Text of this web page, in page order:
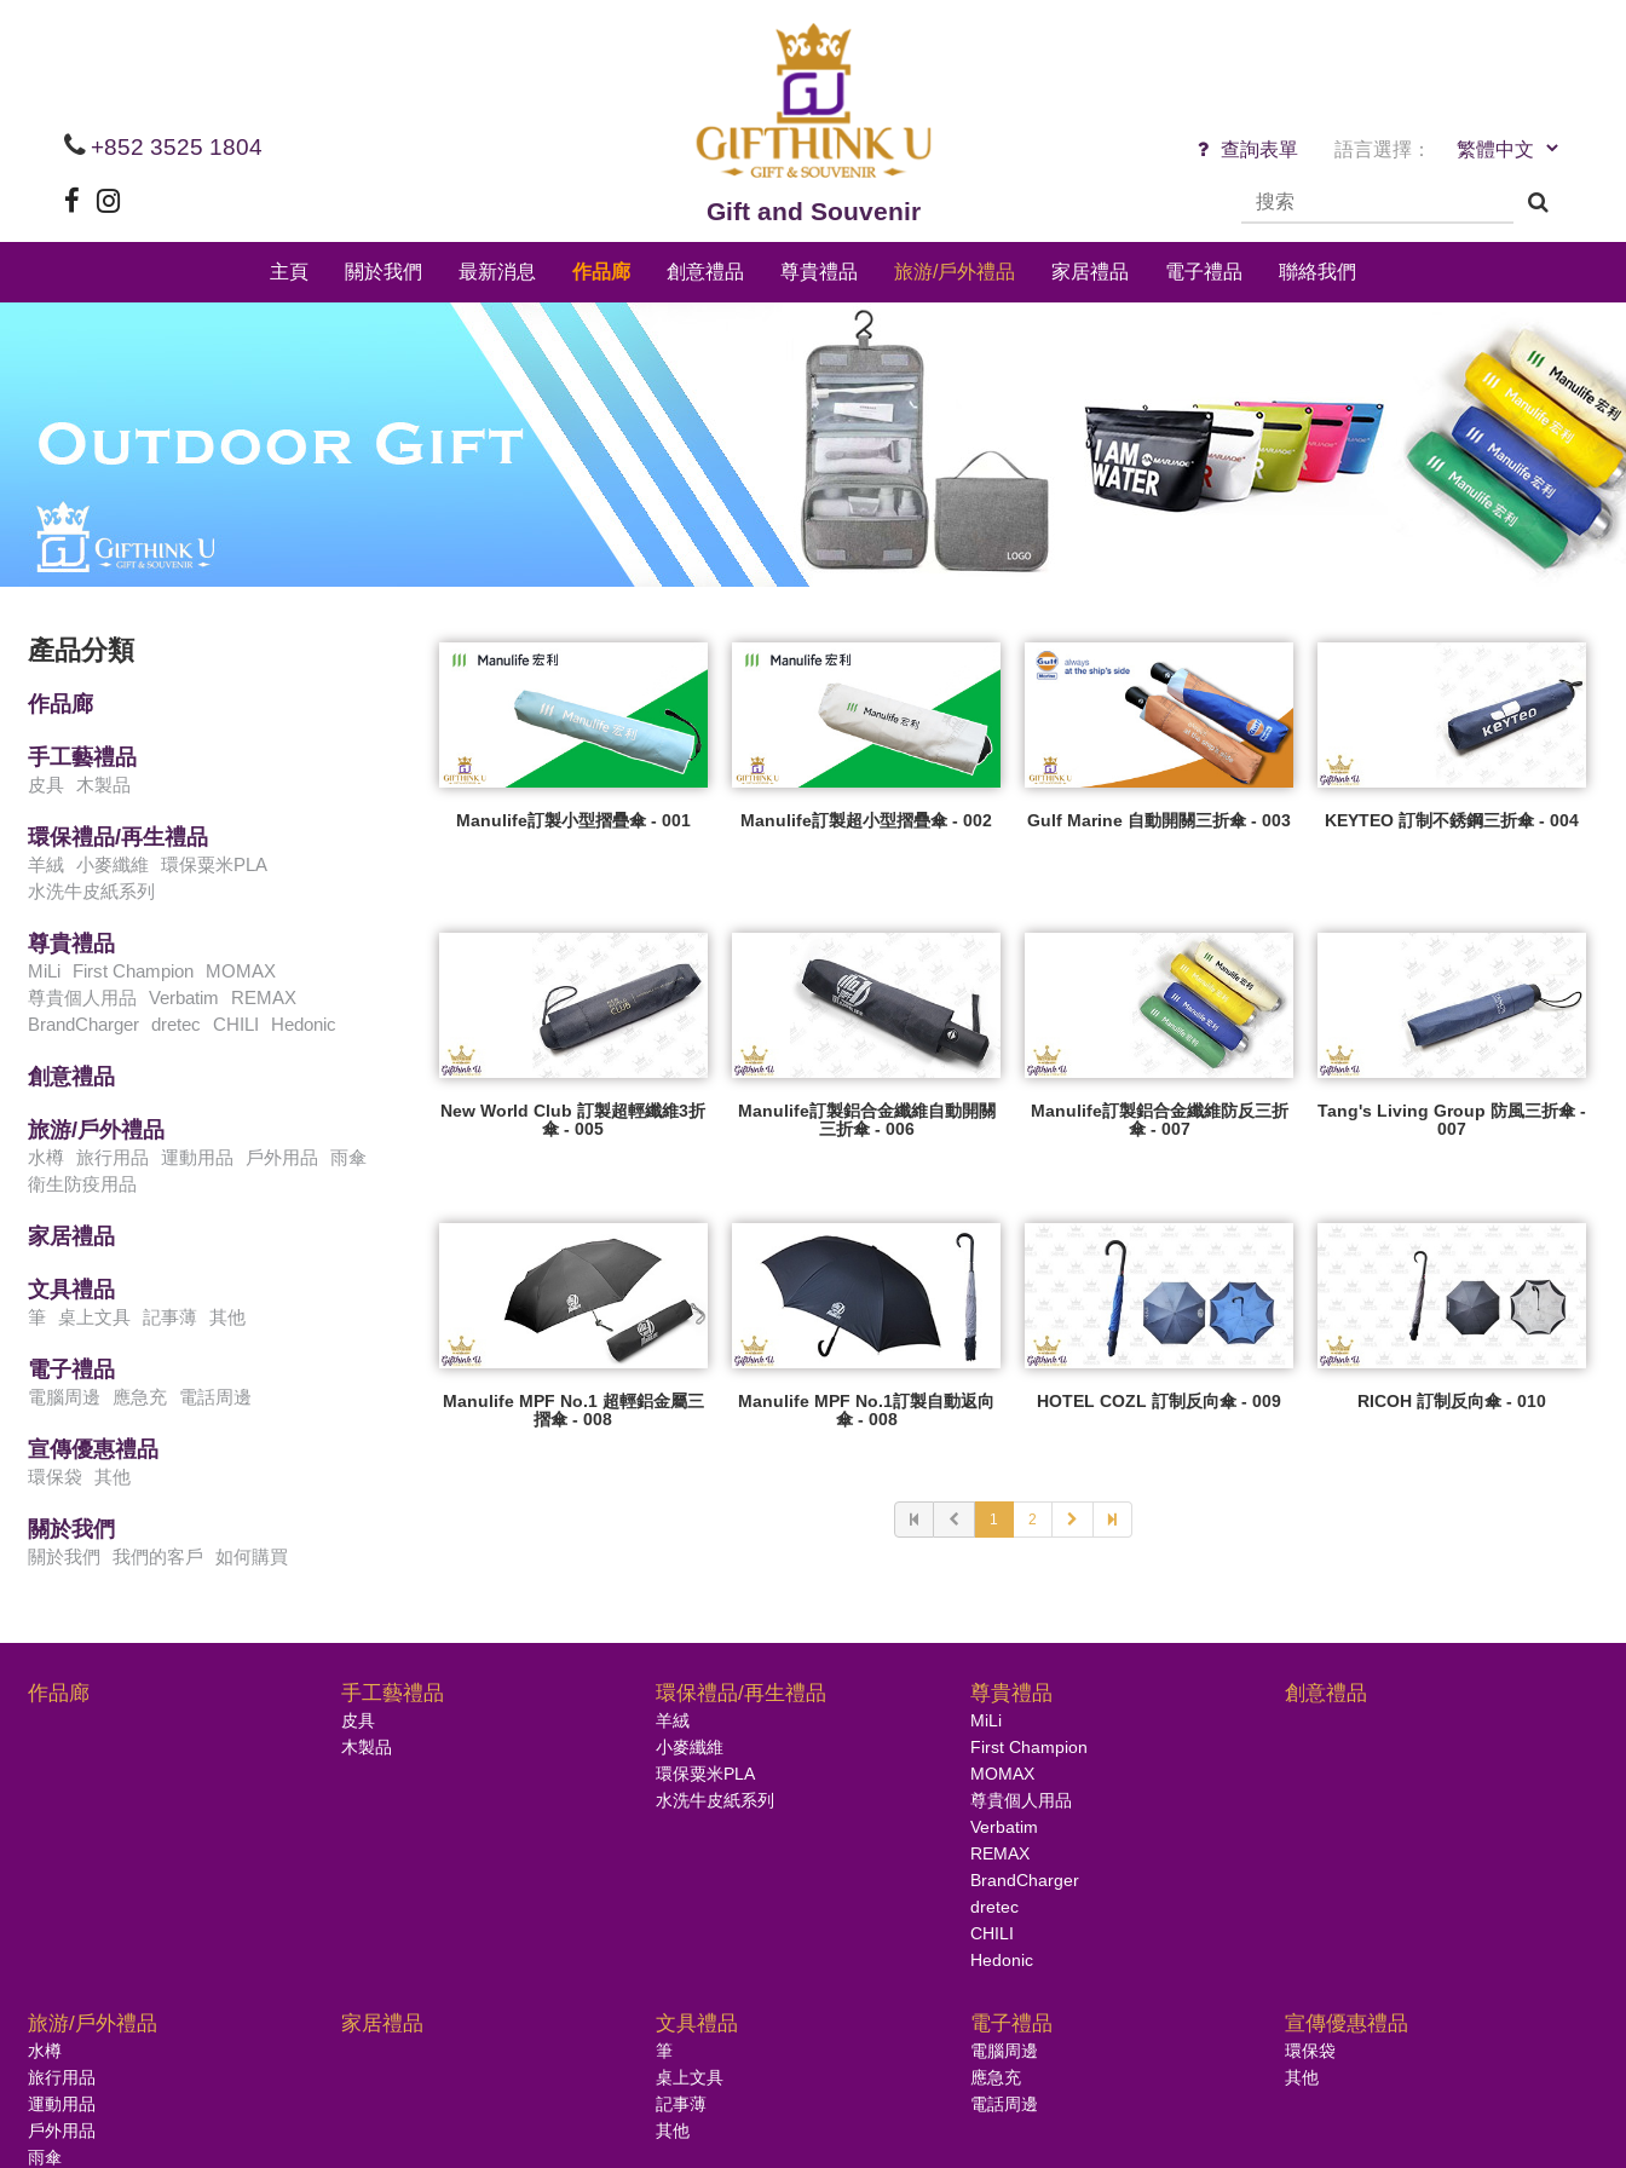
+852 3525 1804
Gift and Souvenir
語言選擇：
查詢表單
主頁 關於我們 最新消息 作品廊 創意禮品 尊貴禮品 旅游/戶外禮品 家居禮品 電子禮品 聯絡我們
產品分類
作品廊
手工藝禮品
皮具 木製品
環保禮品/再生禮品
羊絨 小麥纖維
環保粟米PLA
水洗牛皮紙系列
尊貴禮品
MiLi First Champion
MOMAX
尊貴個人用品
Verbatim
REMAX
BrandCharger
dretec CHILI Hedonic
創意禮品
旅游/戶外禮品
水樽 旅行用品 運動用品 戶外用品
雨傘
衛生防疫用品
家居禮品
文具禮品
筆 桌上文具 記事薄 其他
電子禮品
電腦周邊 應急充 電話周邊
宣傳優惠禮品
環保袋 其他
關於我們
關於我們 我們的客戶 如何購買
Manulife訂製小型摺疊傘 - 001 Manulife訂製超小型摺疊傘 - 002 Gulf Marine 自動開關三折傘 - 003 KEYTEO 訂制不銹鋼三折傘 - 004
New World Club 訂製超輕纖維3折
傘 - 005
Manulife訂製鋁合金纖維自動開關
三折傘 - 006
Manulife訂製鋁合金纖維防反三折
傘 - 007
Tang's Living Group 防風三折傘 -
007
Manulife MPF No.1 超輕鋁金屬三
摺傘 - 008
Manulife MPF No.1訂製自動返向
傘 - 008
HOTEL COZL 訂制反向傘 - 009 RICOH 訂制反向傘 - 010
1 2
作品廊 手工藝禮品
皮具
木製品
環保禮品/再生禮品
羊絨
小麥纖維
環保粟米PLA
水洗牛皮紙系列
尊貴禮品
MiLi
First Champion
MOMAX
尊貴個人用品
Verbatim
REMAX
BrandCharger
dretec
CHILI
Hedonic
創意禮品
旅游/戶外禮品
水樽
旅行用品
運動用品
戶外用品
雨傘
家居禮品 文具禮品
筆
桌上文具
記事薄
其他
電子禮品
電腦周邊
應急充
電話周邊
宣傳優惠禮品
環保袋
其他